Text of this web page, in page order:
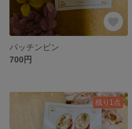
パッチンピン
700円
残り1点